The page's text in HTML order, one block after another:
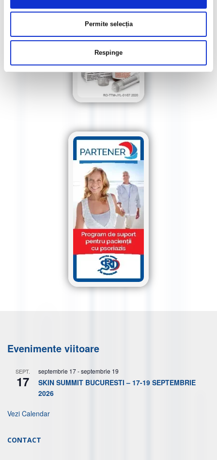
Permite selecția
Respinge
Evenimente viitoare
SEPT.
17
septembrie 17-septembrie 19
SKIN SUMMIT BUCURESTI – 17-19 SEPTEMBRIE
2026
Vezi Calendar
CONTACT